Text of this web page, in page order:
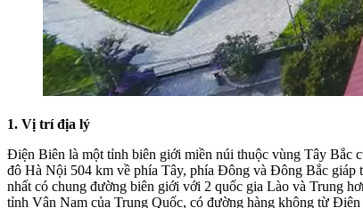
1. Vị trí địa lý
Điện Biên là một tỉnh biên giới miền núi thuộc vùng Tây Bắc
đô Hà Nội 504 km về phía Tây, phía Đông và Đông Bắc
nhất có chung đường biên giới với 2 quốc gia Lào và Trung
tỉnh Vân Nam của Trung Quốc, có đường hàng không từ